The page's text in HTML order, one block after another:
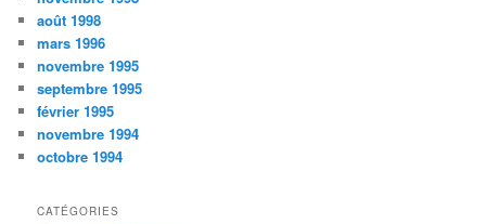
août 1998
mars 1996
novembre 1995
septembre 1995
février 1995
novembre 1994
octobre 1994
CATÉGORIES